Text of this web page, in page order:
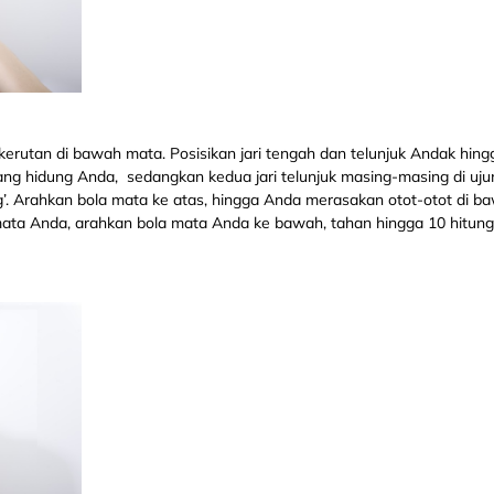
di bawah mata. Posisikan jari tengah dan telunjuk Andak
hidung Anda, sedangkan kedua jari telunjuk masing-masing di
Arahkan bola mata ke atas, hingga Anda merasakan otot-otot di
Anda, arahkan bola mata Anda ke bawah, tahan hingga 10